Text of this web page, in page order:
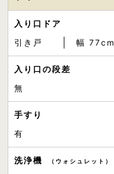
入り口ドア
引き戸
幅 77cm
入り口の段差
無
手すり
有
洗浄機 （ウォシュレット）